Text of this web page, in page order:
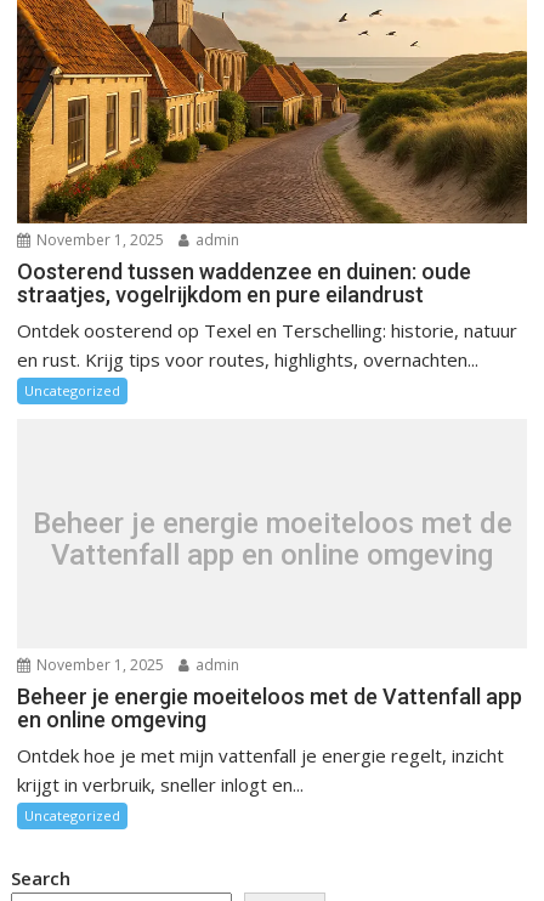
November 1, 2025 admin
Oosterend tussen waddenzee en duinen: oude
straatjes, vogelrijkdom en pure eilandrust
Ontdek oosterend op Texel en Terschelling: historie, natuur
en rust. Krijg tips voor routes, highlights, overnachten...
Uncategorized
Beheer je energie moeiteloos met de
Vattenfall app en online omgeving
November 1, 2025 admin
Beheer je energie moeiteloos met de Vattenfall app
en online omgeving
Ontdek hoe je met mijn vattenfall je energie regelt, inzicht
krijgt in verbruik, sneller inlogt en...
Uncategorized
Search